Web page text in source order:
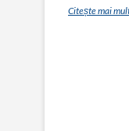
Citește mai